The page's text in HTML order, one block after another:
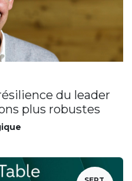
du leader
plus robustes